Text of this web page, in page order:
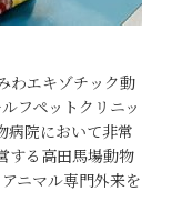
わエキゾチック動
フペットクリニッ
病院において非常
する高田馬場動物
ニマル専門外来を